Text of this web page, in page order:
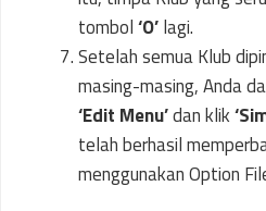
tombol‘O’lagi.
Setelah semua Klub
masing-masing, Anda
‘Edit Menu’dan klik
telah berhasil
menggunakan Option